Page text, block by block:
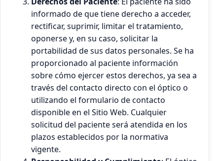
informado de que tiene derecho a acceder,
rectificar, suprimir, limitar el tratamiento,
oponerse y, en su caso, solicitar la
portabilidad de sus datos personales. Se ha
proporcionado al paciente información
sobre cómo ejercer estos derechos, ya sea a
través del contacto directo con el óptico o
utilizando el formulario de contacto
disponible en el Sitio Web. Cualquier
solicitud del paciente será atendida en los
plazos establecidos por la normativa
vigente.